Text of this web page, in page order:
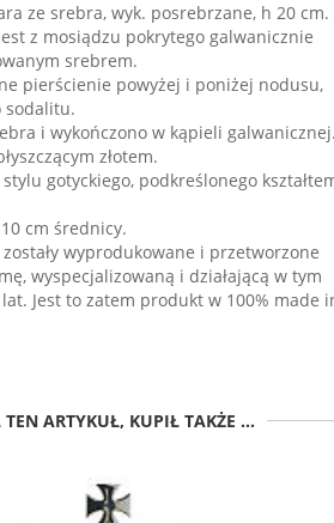
ze srebra, wyk. posrebrzane, h 20 cm.
z mosiądzu pokrytego galwanicznie
srebrem.
pierścienie powyżej i poniżej nodusu,
sodalitu.
i wykończono w kąpieli
złotem.
gotyckiego, podkreślonego
cm średnicy.
wyprodukowane i przetworzone
wyspecjalizowaną i działającą w tym
Jest to zatem produkt w 100% made
ARTYKUŁ, KUPIŁ TAKŻE ...